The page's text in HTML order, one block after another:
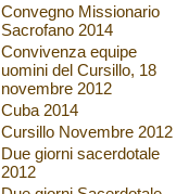
Convegno Missionario
Sacrofano 2014
Convivenza equipe
uomini del Cursillo, 18
novembre 2012
Cuba 2014
Cursillo Novembre 2012
Due giorni sacerdotale
2012